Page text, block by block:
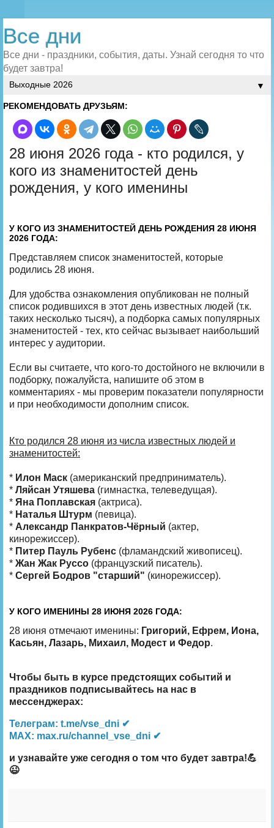
Все дни
Все дни - праздники, события, даты. Узнай сегодня то что
будет завтра!
▼
РЕКОМЕНДОВАТЬ ДРУЗЬЯМ:
28 июня 2026 года - кто родился, у
кого из знаменитостей день
рождения, у кого именины
У КОГО ИЗ ЗНАМЕНИТОСТЕЙ ДЕНЬ РОЖДЕНИЯ 28 ИЮНЯ
2026 ГОДА:
Представляем список знаменитостей, которые
родились 28 июня.
Для удобства ознакомления опубликован не полный
список родившихся в этот день известных людей (т.к.
таких несколько тысяч), а подборка самых популярных
знаменитостей - тех, кто сейчас вызывает наибольший
интерес у аудитории.
Если вы считаете, что кого‑то достойного не включили в
подборку, пожалуйста, напишите об этом в
комментариях - мы проверим показатели популярности
и при необходимости дополним список.
Кто родился 28 июня из числа известных людей и
знаменитостей:
* Илон Маск (американский предприниматель).
* Ляйсан Утяшева (гимнастка, телеведущая).
* Яна Поплавская (актриса).
* Наталья Штурм (певица).
* Александр Панкратов-Чёрный (актер,
кинорежиссер).
* Питер Пауль Рубенс (фламандский живописец).
* Жан Жак Руссо (французский писатель).
* Сергей Бодров "старший" (кинорежиссер).
У КОГО ИМЕНИНЫ 28 ИЮНЯ 2026 ГОДА:
28 июня отмечают именины: Григорий, Ефрем, Иона,
Касьян, Лазарь, Михаил, Модест и Федор.
Чтобы быть в курсе предстоящих событий и
праздников подписывайтесь на нас в
мессенджерах:
Телеграм: t.me/vse_dni ✔
MAX: max.ru/channel_vse_dni ✔
и узнавайте уже сегодня о том что будет завтра!💪
😉